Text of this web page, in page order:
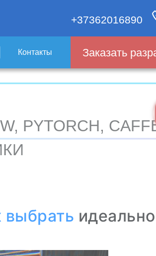
+37362016890
Контакты Заказать
PYTORCH,
выбрать